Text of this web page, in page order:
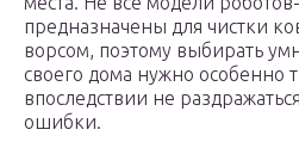
предназначены для чистки
ворсом, поэтому выбирать
своего дома нужно особенно
впоследствии не
ошибки.